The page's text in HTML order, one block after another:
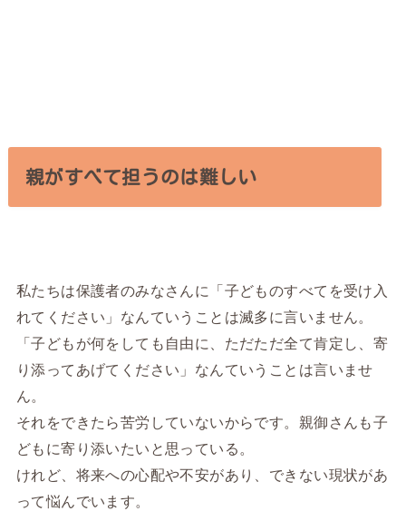
親がすべて担うのは難しい
私たちは保護者のみなさんに「子どものすべてを受け入
れてください」なんていうことは滅多に言いません。
「子どもが何をしても自由に、ただただ全て肯定し、寄
り添ってあげてください」なんていうことは言いませ
ん。
それをできたら苦労していないからです。親御さんも子
どもに寄り添いたいと思っている。
けれど、将来への心配や不安があり、できない現状があ
って悩んでいます。